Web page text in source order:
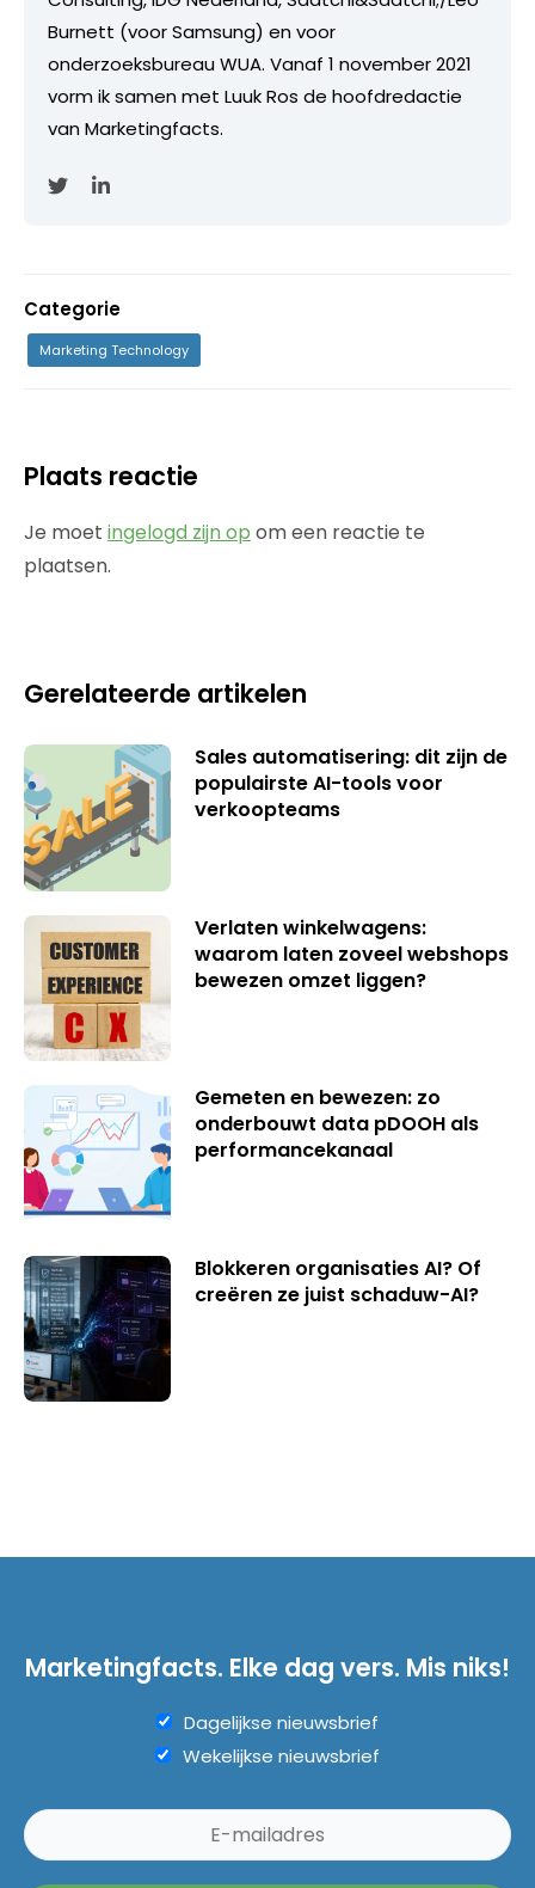
Burnett (voor Samsung) en voor
onderzoeksbureau WUA. Vanaf 1 november 2021
vorm ik samen met Luuk Ros de hoofdredactie
van Marketingfacts.
Categorie
Marketing Technology
Plaats reactie
Je moet ingelogd zijn op om een reactie te
plaatsen.
Gerelateerde artikelen
Sales automatisering: dit zijn de
populairste AI-tools voor
verkoopteams
Verlaten winkelwagens:
waarom laten zoveel webshops
bewezen omzet liggen?
Gemeten en bewezen: zo
onderbouwt data pDOOH als
performancekanaal
Blokkeren organisaties AI? Of
creëren ze juist schaduw-AI?
Marketingfacts. Elke dag vers. Mis niks!
Dagelijkse nieuwsbrief
Wekelijkse nieuwsbrief